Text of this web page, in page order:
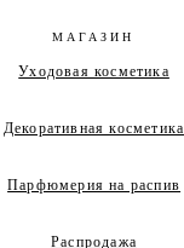
МАГАЗИН
Уходовая косметика
Декоративная косметика
Парфюмерия на распив
Распродажа